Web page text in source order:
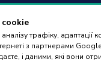
трафіку, адаптації
з партнерами
і даними, які вони
приймаються в